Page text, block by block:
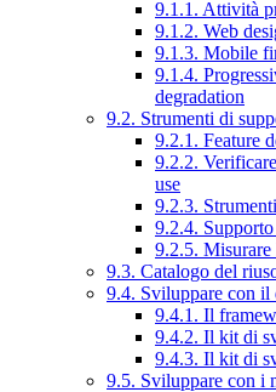
9.1.1. Attività
9.1.2. Web
9.1.3. Mobile
9.1.4.
degradation
9.2. Strumenti di
9.2.1. Feature
9.2.2.
use
9.2.3.
9.2.4.
9.2.5. Misurare
9.3. Catalogo del
9.4. Sviluppare con il
9.4.1. Il
9.4.2. Il kit di
9.4.3. Il kit di
9.5. Sviluppare con i